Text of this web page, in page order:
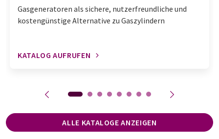
Gasgeneratoren als sichere, nutzerfreundliche und
kostengünstige Alternative zu Gaszylindern
KATALOG AUFRUFEN
ALLE KATALOGE ANZEIGEN